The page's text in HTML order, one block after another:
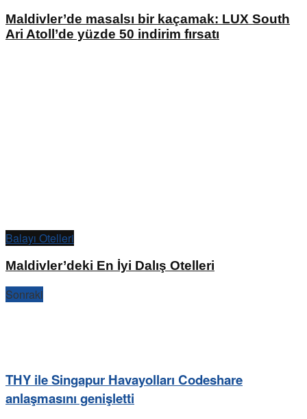
Maldivler’de masalsı bir kaçamak: LUX South
Ari Atoll’de yüzde 50 indirim fırsatı
Balayı Otelleri
Maldivler’deki En İyi Dalış Otelleri
Sonraki
THY ile Singapur Havayolları Codeshare
anlaşmasını genişletti